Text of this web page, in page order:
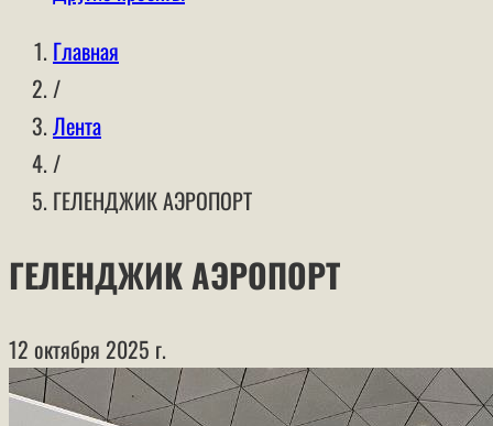
Главная
/
Лента
/
ГЕЛЕНДЖИК АЭРОПОРТ
ГЕЛЕНДЖИК АЭРОПОРТ
12 октября 2025 г.